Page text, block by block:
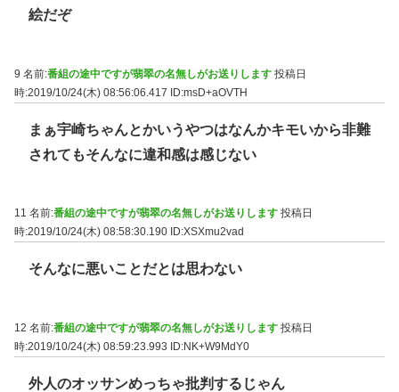
絵だぞ
9 名前:番組の途中ですが翡翠の名無しがお送りします 投稿日
時:2019/10/24(木) 08:56:06.417 ID:msD+aOVTH
まぁ宇崎ちゃんとかいうやつはなんかキモいから非難
されてもそんなに違和感は感じない
11 名前:番組の途中ですが翡翠の名無しがお送りします 投稿日
時:2019/10/24(木) 08:58:30.190 ID:XSXmu2vad
そんなに悪いことだとは思わない
12 名前:番組の途中ですが翡翠の名無しがお送りします 投稿日
時:2019/10/24(木) 08:59:23.993
ID:NK+W9MdY0
外人のオッサンめっちゃ批判するじゃん